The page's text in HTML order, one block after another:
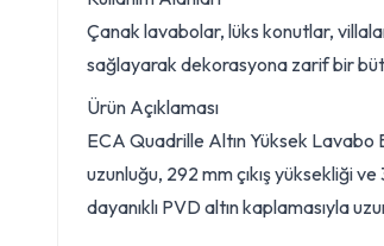
Çanak lavabolar, lüks konutlar,
sağlayarak dekorasyona zarif bir
Ürün Açıklaması
ECA Quadrille Altın Yüksek Lavabo
uzunluğu, 292 mm çıkış yüksekliği
dayanıklı PVD altın kaplamasıyla